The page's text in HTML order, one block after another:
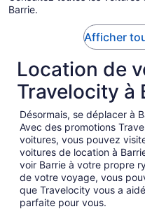
Barrie.
Afficher
Location de
Travelocity à
Désormais, se déplacer à
Avec des promotions
voitures, vous pouvez
voitures de location à
voir Barrie à votre propre
de votre voyage, vous
que Travelocity vous a
parfaite pour vous.